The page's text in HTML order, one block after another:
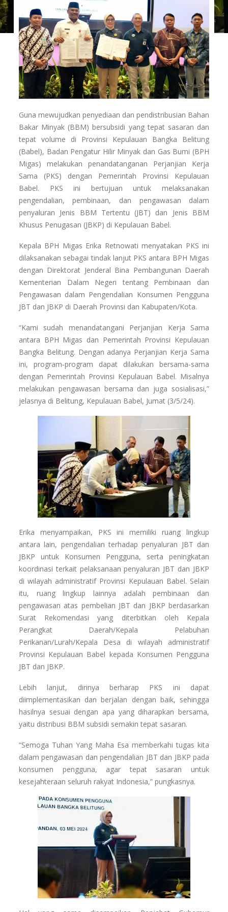
Guna mewujudkan penyediaan dan pendistribusian Bahan
Bakar Minyak (BBM) bersubsidi yang tepat sasaran dan
tepat volume di Provinsi Kepulauan Bangka Belitung
(Babel), Badan Pengatur Hilir Minyak dan Gas Bumi (BPH
Migas) melakukan penandatanganan Perjanjian Kerja
Sama (PKS) dengan Pemerintah Provinsi Kepulauan
Babel. PKS ini bertujuan untuk melaksanakan
pengendalian, pembinaan, dan pengawasan dalam
penyaluran Jenis BBM Tertentu (JBT) dan Jenis BBM
Khusus Penugasan (JBKP) di Kepulauan Babel.
Kepala BPH Migas Erika Retnowati menyatakan PKS ini
dilaksanakan sebagai tindak lanjut PKS antara BPH Migas
dengan Direktorat Jenderal Bina Pembangunan Daerah
Kementerian Dalam Negeri tentang Pembinaan dan
Pengawasan dalam Pengendalian Konsumen Pengguna
JBT dan JBKP di Daerah Provinsi dan Kabupaten/Kota.
“Kami sudah menandatangani Perjanjian Kerja Sama
antara BPH Migas dan Pemerintah Provinsi Kepulauan
Bangka Belitung. Dengan adanya Perjanjian Kerja Sama
ini, program-program dapat dilakukan bersama-sama
dengan Pemerintah Provinsi Kepulauan Babel. Misalnya
melakukan pengawasan bersama dan juga sosialisasi,”
jelasnya di Belitung, Kepulauan Babel, Jumat (3/5/24).
Erika menyampaikan, PKS ini memiliki ruang lingkup
antara lain, pengendalian terhadap penyaluran JBT dan
JBKP untuk Konsumen Pengguna, serta peningkatan
koordinasi terkait pelaksanaan penyaluran JBT dan JBKP
di wilayah administratif Provinsi Kepulauan Babel. Selain
itu, ruang lingkup lainnya adalah pembinaan dan
pengawasan atas pembelian JBT dan JBKP berdasarkan
Surat Rekomendasi yang diterbitkan oleh Kepala
Perangkat Daerah/Kepala Pelabuhan
Perikanan/Lurah/Kepala Desa di wilayah administratif
Provinsi Kepulauan Babel kepada Konsumen Pengguna
JBT dan JBKP.
Lebih lanjut, dirinya berharap PKS ini dapat
diimplementasikan dan berjalan dengan baik, sehingga
hasilnya sesuai dengan apa yang diharapkan bersama,
yaitu distribusi BBM subsidi semakin tepat sasaran.
“Semoga Tuhan Yang Maha Esa memberkahi tugas kita
dalam pengawasan dan pengendalian JBT dan JBKP pada
konsumen pengguna, agar tepat sasaran untuk
kesejahteraan seluruh rakyat Indonesia,” pungkasnya.